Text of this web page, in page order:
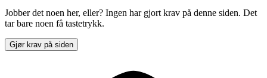
Jobber det noen her, eller? Ingen har gjort krav på denne siden. Det
tar bare noen få tastetrykk.
Gjør krav på siden